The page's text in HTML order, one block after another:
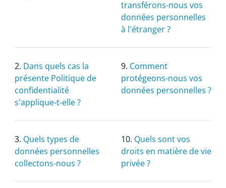
transférons-nous vos
données personnelles
à l'étranger ?
2. Dans quels cas la
présente Politique de
confidentialité
s'applique-t-elle ?
9. Comment
protégeons-nous vos
données personnelles ?
3. Quels types de
données personnelles
collectons-nous ?
10. Quels sont vos
droits en matière de vie
privée ?